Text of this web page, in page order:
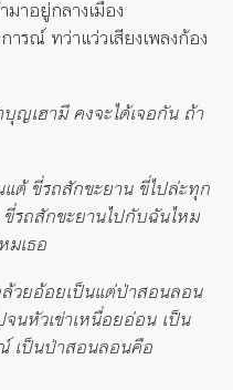
มาอยู่กลางเมือง
รณ์ ทว่าแว่วเสียงเพลงก้อง
บุญเฮามี คงจะได้เจอกัน ถ้า
ต้ ขี่รถสักขะยาน ขี่ไปล่ะทุก
รถสักขะยานไปกับฉันไหม
มเธอ
วยอ้อยเป็นแต่ป่าสอนลอน
นหัวเข่าเหนื่อยอ่อน เป็น
เป็นป่าสอนลอนคือ